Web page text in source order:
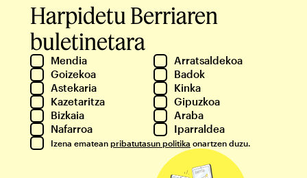
Harpidetu Berriaren
buletinetara
Mendia
Arratsaldekoa
Goizekoa
Badok
Astekaria
Kinka
Kazetaritza
Gipuzkoa
Bizkaia
Araba
Nafarroa
Iparraldea
Izena ematean pribatutasun politika onartzen duzu.